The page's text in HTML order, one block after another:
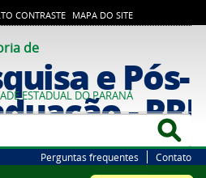
CONTRASTE MAPA DO SITE
de
e Pós-
-
ESTADUAL DO PARANÁ
Perguntas frequentes Contato